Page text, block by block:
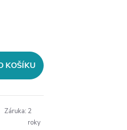
KOŠÍKU
Záruka: 2
roky